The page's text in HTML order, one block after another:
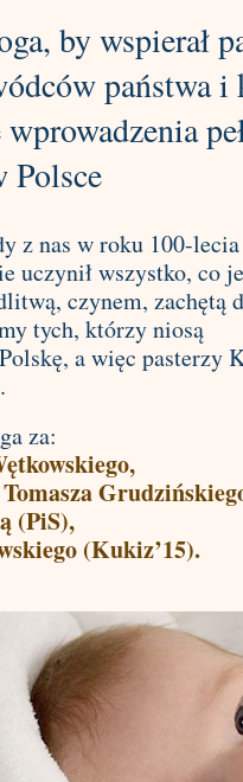
by wspierał
państwa i
Polsce
z nas w roku 100-
uczynił wszystko, co
czynem, zachętą
tych, którzy niosą
a więc pasterzy
za:
(PiS),
(Kukiz’15).